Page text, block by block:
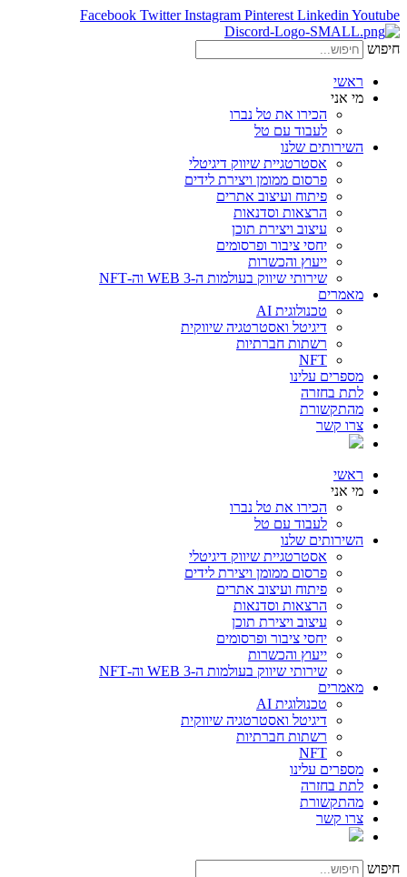
Facebook Twitter Instagram Pinterest Linkedin Youtube
חיפוש
ראשי
מי אני
הכירו את טל נברו
לעבוד עם טל
השירותים שלנו
אסטרטגיית שיווק דיגיטלי
פרסום ממומן ויצירת לידים
פיתוח ועיצוב אתרים
הרצאות וסדנאות
עיצוב ויצירת תוכן
יחסי ציבור ופרסומים
ייעוץ והכשרות
שירותי שיווק בעולמות ה-WEB 3 וה-NFT
מאמרים
טכנולוגית AI
דיגיטל ואסטרטגיה שיווקית
רשתות חברתיות
NFT
מספרים עלינו
לתת בחזרה
מהתקשורת
צרו קשר
ראשי
מי אני
הכירו את טל נברו
לעבוד עם טל
השירותים שלנו
אסטרטגיית שיווק דיגיטלי
פרסום ממומן ויצירת לידים
פיתוח ועיצוב אתרים
הרצאות וסדנאות
עיצוב ויצירת תוכן
יחסי ציבור ופרסומים
ייעוץ והכשרות
שירותי שיווק בעולמות ה-WEB 3 וה-NFT
מאמרים
טכנולוגית AI
דיגיטל ואסטרטגיה שיווקית
רשתות חברתיות
NFT
מספרים עלינו
לתת בחזרה
מהתקשורת
צרו קשר
חיפוש